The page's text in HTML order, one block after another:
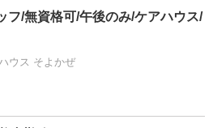
フ/無資格可/午後のみ/ケアハウス/
ウス そよかぜ